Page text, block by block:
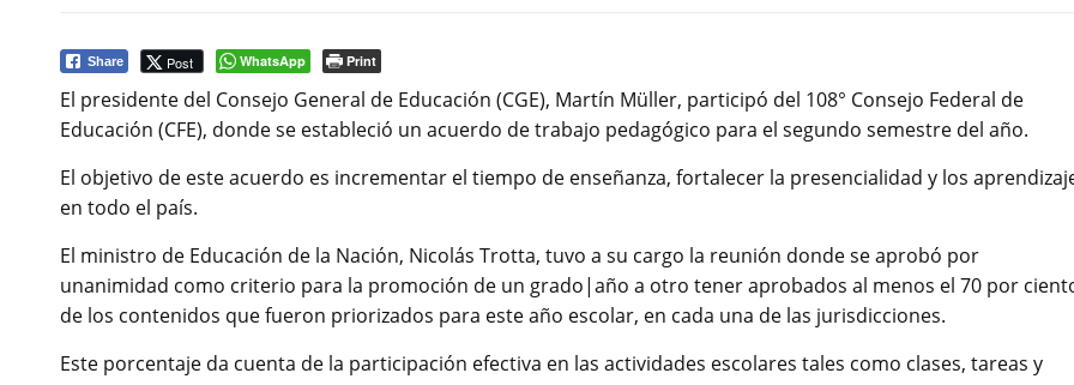
Share Post WhatsApp Print
El presidente del Consejo General de Educación (CGE), Martín Müller, participó del 108° Consejo Federal de
Educación (CFE), donde se estableció un acuerdo de trabajo pedagógico para el segundo semestre del año.
El objetivo de este acuerdo es incrementar el tiempo de enseñanza, fortalecer la presencialidad y los
en todo el país.
El ministro de Educación de la Nación, Nicolás Trotta, tuvo a su cargo la reunión donde se aprobó por
unanimidad como criterio para la promoción de un grado|año a otro tener aprobados al menos el 70 por
de los contenidos que fueron priorizados para este año escolar, en cada una de las jurisdicciones.
Este porcentaje da cuenta de la participación efectiva en las actividades escolares tales como clases, tareas y